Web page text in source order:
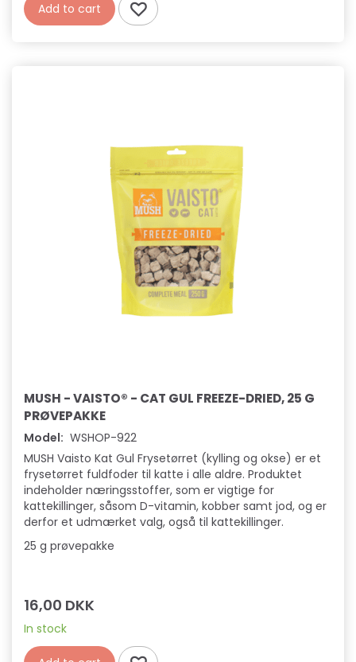
Add to cart
MUSH - VAISTO® - CAT GUL FREEZE-DRIED, 25 G
PRØVEPAKKE
Model: WSHOP-922
MUSH Vaisto Kat Gul Frysetørret (kylling og okse) er et
frysetørret fuldfoder til katte i alle aldre. Produktet
indeholder næringsstoffer, som er vigtige for
kattekillinger, såsom D-vitamin, kobber samt jod, og er
derfor et udmærket valg, også til kattekillinger.
25 g prøvepakke
16,00 DKK
In stock